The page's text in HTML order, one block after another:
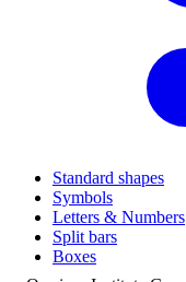
Standard shapes
Symbols
Letters & Numbers
Split bars
Boxes